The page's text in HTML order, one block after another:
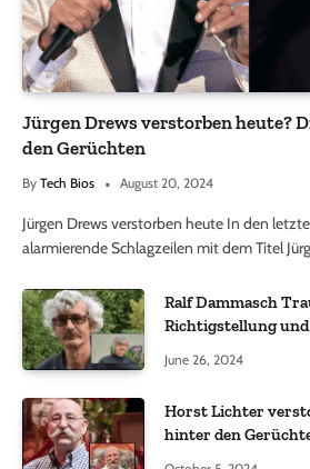
Jürgen Drews verstorben heute?
den Gerüchten
By Tech Bios August 20, 2024
Jürgen Drews verstorben heute In den
alarmierende Schlagzeilen mit dem Titel
Ralf Dammasch
Richtigstellung
June 26, 2024
Horst Lichter
hinter den